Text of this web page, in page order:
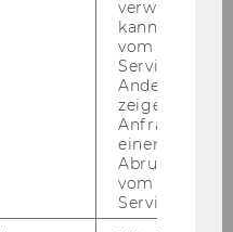
in society and
a significant
among students,
While
define
practical and
to developing
remain
verwendet
kann, um
vom AMP-
Service
Andere
zeigen Opt-
Anfrage im
einen Fehler
Abrufen
vom AMP
Service an.